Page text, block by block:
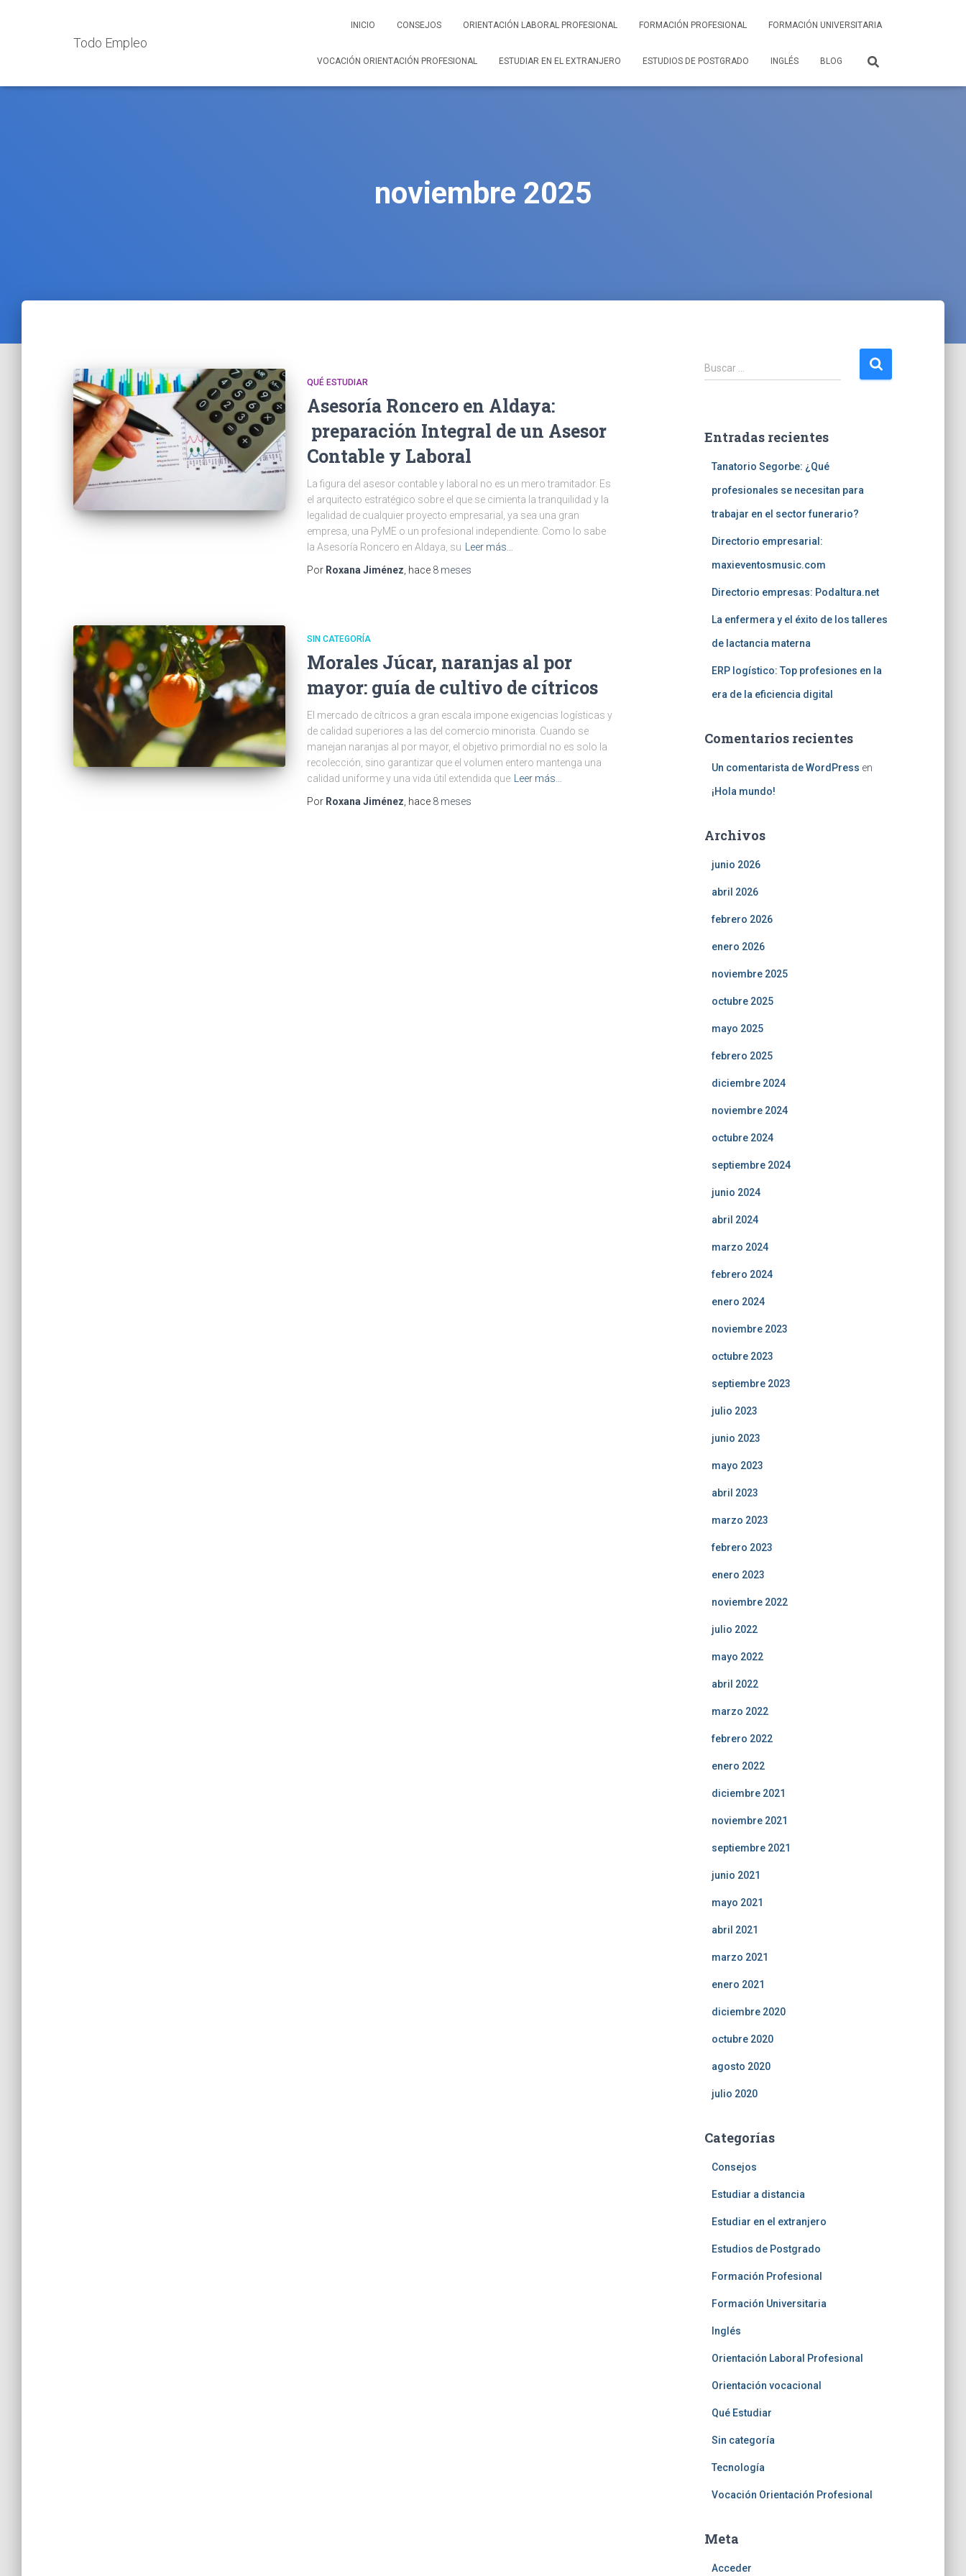
Todo Empleo
INICIO CONSEJOS ORIENTACIÓN LABORAL PROFESIONAL FORMACIÓN PROFESIONAL FORMACIÓN UNIVERSITARIA
VOCACIÓN ORIENTACIÓN PROFESIONAL ESTUDIAR EN EL EXTRANJERO ESTUDIOS DE POSTGRADO INGLÉS BLOG
noviembre 2025
QUÉ ESTUDIAR
Asesoría Roncero en Aldaya:
preparación Integral de un Asesor
Contable y Laboral
La figura del asesor contable y laboral no es un mero tramitador. Es
el arquitecto estratégico sobre el que se cimienta la tranquilidad y la
legalidad de cualquier proyecto empresarial, ya sea una gran
empresa, una PyME o un profesional independiente. Como lo sabe
la Asesoría Roncero en Aldaya, su
Leer más…
Por Roxana Jiménez , hace 8 meses
SIN CATEGORÍA
Morales Júcar, naranjas al por
mayor: guía de cultivo de cítricos
El mercado de cítricos a gran escala impone exigencias logísticas y
de calidad superiores a las del comercio minorista. Cuando se
manejan naranjas al por mayor, el objetivo primordial no es solo la
recolección, sino garantizar que el volumen entero mantenga una
calidad uniforme y una vida útil extendida que
Leer más…
Por Roxana Jiménez , hace 8 meses
B
u
r
Buscar …
Entradas recientes
Tanatorio Segorbe: ¿Qué
profesionales se necesitan para
trabajar en el sector funerario?
Directorio empresarial:
maxieventosmusic.com
Directorio empresas: Podaltura.net
La enfermera y el éxito de los talleres
de lactancia materna
ERP logístico: Top profesiones en la
era de la eficiencia digital
Comentarios recientes
Un comentarista de WordPress en
¡Hola mundo!
Archivos
junio 2026
abril 2026
febrero 2026
enero 2026
noviembre 2025
octubre 2025
mayo 2025
febrero 2025
diciembre 2024
noviembre 2024
octubre 2024
septiembre 2024
junio 2024
abril 2024
marzo 2024
febrero 2024
enero 2024
noviembre 2023
octubre 2023
septiembre 2023
julio 2023
junio 2023
mayo 2023
abril 2023
marzo 2023
febrero 2023
enero 2023
noviembre 2022
julio 2022
mayo 2022
abril 2022
marzo 2022
febrero 2022
enero 2022
diciembre 2021
noviembre 2021
septiembre 2021
junio 2021
mayo 2021
abril 2021
marzo 2021
enero 2021
diciembre 2020
octubre 2020
agosto 2020
julio 2020
Categorías
Consejos
Estudiar a distancia
Estudiar en el extranjero
Estudios de Postgrado
Formación Profesional
Formación Universitaria
Inglés
Orientación Laboral Profesional
Orientación vocacional
Qué Estudiar
Sin categoría
Tecnología
Vocación Orientación Profesional
Meta
Acceder